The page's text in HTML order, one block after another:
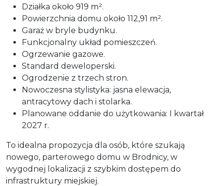
Działka około 919 m².
Powierzchnia domu około 112,91 m².
Garaż w bryle budynku.
Funkcjonalny układ pomieszczeń.
Ogrzewanie gazowe.
Standard deweloperski.
Ogrodzenie z trzech stron.
Nowoczesna stylistyka: jasna elewacja,
antracytowy dach i stolarka.
Planowane oddanie do użytkowania: I kwartał
2027 r.
To idealna propozycja dla osób, które szukają
nowego, parterowego domu w Brodnicy, w
wygodnej lokalizacji z szybkim dostępem do
infrastruktury miejskiej.